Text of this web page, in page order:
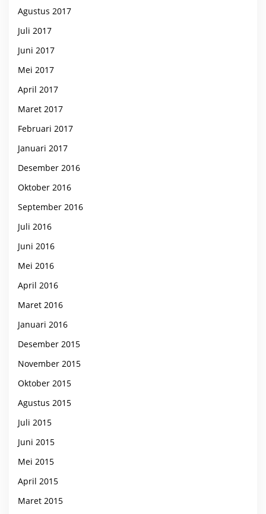
Agustus 2017
Juli 2017
Juni 2017
Mei 2017
April 2017
Maret 2017
Februari 2017
Januari 2017
Desember 2016
Oktober 2016
September 2016
Juli 2016
Juni 2016
Mei 2016
April 2016
Maret 2016
Januari 2016
Desember 2015
November 2015
Oktober 2015
Agustus 2015
Juli 2015
Juni 2015
Mei 2015
April 2015
Maret 2015